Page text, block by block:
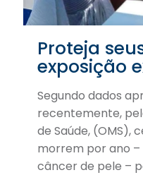
Proteja
exposição
Segundo dados
recentemente,
de Saúde, (OMS),
morrem por ano –
câncer de pele –